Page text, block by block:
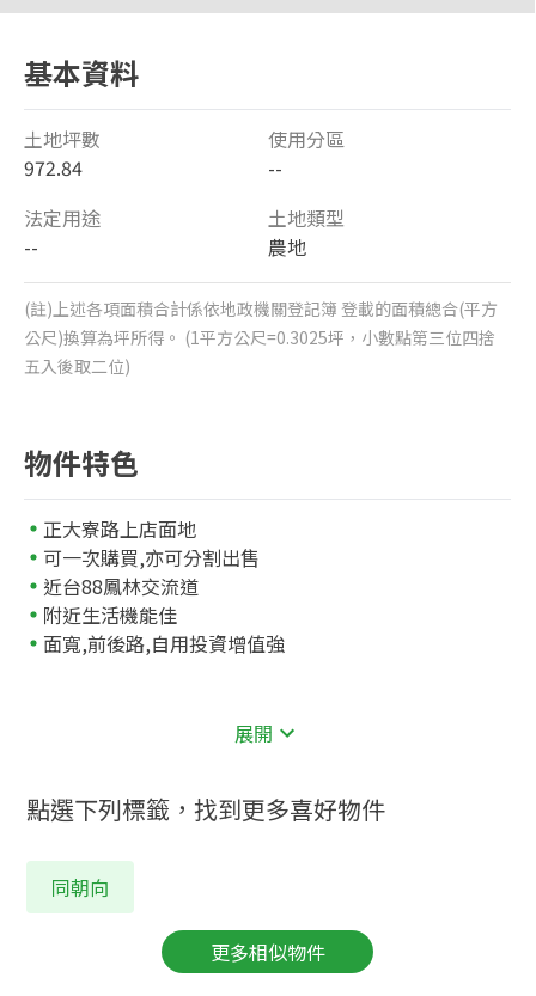
基本資料
土地坪數
972.84
使用分區
--
法定用途
--
土地類型
農地
(註)上述各項面積合計係依地政機關登記簿 登載的面積總合(平方
公尺)換算為坪所得。 (1平方公尺=0.3025坪，小數點第三位四捨
五入後取二位)
物件特色
正大寮路上店面地
可一次購買,亦可分割出售
近台88鳳林交流道
附近生活機能佳
面寬,前後路,自用投資增值強
展開
點選下列標籤，找到更多喜好物件
同朝向
更多相似物件